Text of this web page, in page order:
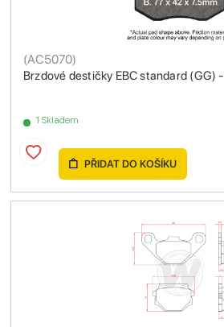
Brzdové destičky EBC standard (GG)
(AC5070)
1 Skladem
PŘIDAT DO KOŠÍKU